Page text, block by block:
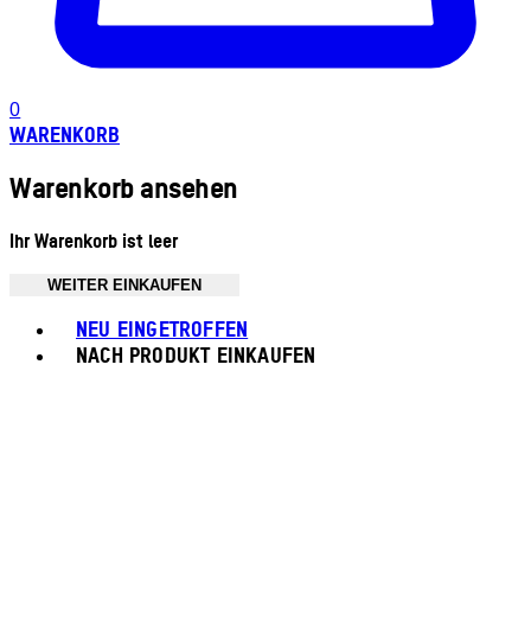
0
WARENKORB
Warenkorb ansehen
Ihr Warenkorb ist leer
WEITER EINKAUFEN
NEU EINGETROFFEN
NACH PRODUKT EINKAUFEN